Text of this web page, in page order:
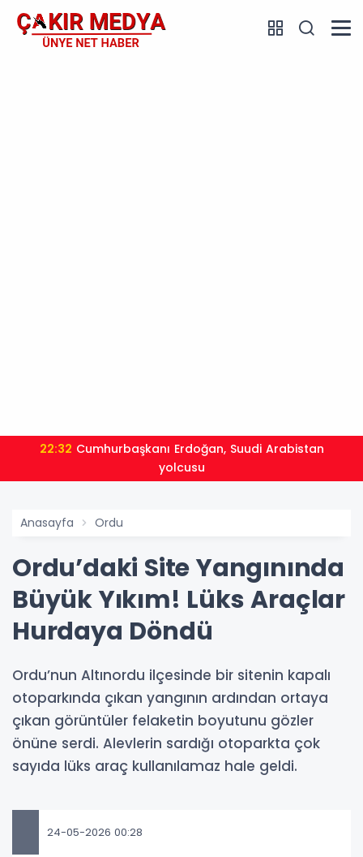
22:32
yolcusu
Anasayfa Ordu
Ordu’daki Site Yangınında
Büyük Yıkım! Lüks Araçlar
Hurdaya Döndü
Ordu’nun Altınordu ilçesinde bir sitenin kapalı
otoparkında çıkan yangının ardından ortaya
çıkan görüntüler felaketin boyutunu gözler
önüne serdi. Alevlerin sardığı otoparkta çok
sayıda lüks araç kullanılamaz hale geldi.
24-05-2026 00:28